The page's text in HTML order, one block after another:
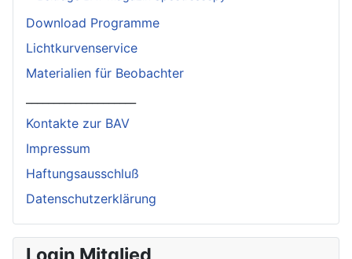
Download Programme
Lichtkurvenservice
Materialien für Beobachter
Kontakte zur BAV
Impressum
Haftungsausschluß
Datenschutzerklärung